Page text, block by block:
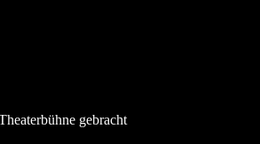
gebracht